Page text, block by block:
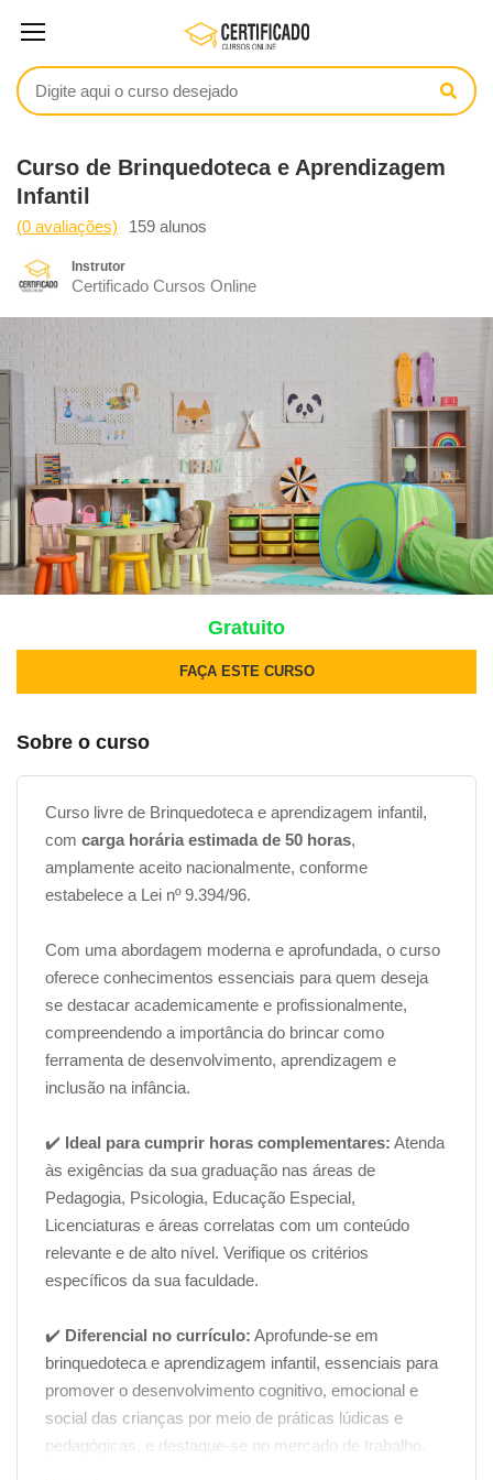
Curso de Brinquedoteca e Aprendizagem
Infantil
(0 avaliações) 159 alunos
Instrutor
Certificado Cursos Online
Gratuito
FAÇA ESTE CURSO
Sobre o curso
Curso livre de Brinquedoteca e aprendizagem infantil,
com carga horária estimada de 50 horas,
amplamente aceito nacionalmente, conforme
estabelece a Lei nº 9.394/96.
Com uma abordagem moderna e aprofundada, o curso
oferece conhecimentos essenciais para quem deseja
se destacar academicamente e profissionalmente,
compreendendo a importância do brincar como
ferramenta de desenvolvimento, aprendizagem e
inclusão na infância.
✔️ Ideal para cumprir horas complementares: Atenda
às exigências da sua graduação nas áreas de
Pedagogia, Psicologia, Educação Especial,
Licenciaturas e áreas correlatas com um conteúdo
relevante e de alto nível. Verifique os critérios
específicos da sua faculdade.
✔️ Diferencial no currículo: Aprofunde-se em
brinquedoteca e aprendizagem infantil, essenciais para
promover o desenvolvimento cognitivo, emocional e
social das crianças por meio de práticas lúdicas e
pedagógicas, e destaque-se no mercado de trabalho.